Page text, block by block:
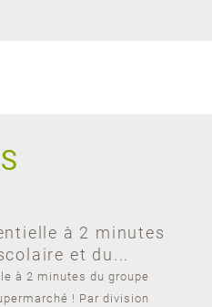
à 2 minutes
et du...
à 2 minutes du groupe
! Par division